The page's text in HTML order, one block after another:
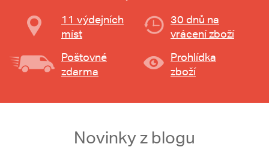
11 výdejních
míst
30 dnů na
vrácení zboží
Poštovné
zdarma
Prohlídka
zboží
Novinky z blogu